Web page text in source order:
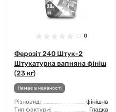
0
Ферозіт 240 Штук-2
Штукатурка вапняна фініш
(23 кг)
Немає в наявності
Різновид:
фінішна
Тип фактури:
Гладка